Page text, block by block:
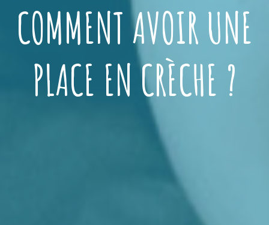
COMMENT AVOIR UNE
PLACE EN CRÈCHE ?